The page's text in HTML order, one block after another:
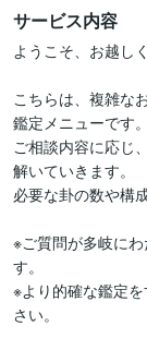
サービス内容
ようこそ、お越し
こちらは、複雑な
鑑定メニューです。
ご相談内容に応じ
解いていきます。
必要な卦の数や構
※ご質問が多岐に
す。
※より的確な鑑定
さい。